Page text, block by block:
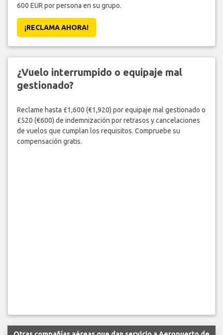
600 EUR por persona en su grupo.
¡RECLAMA AHORA!
¿Vuelo interrumpido o equipaje mal
gestionado?
Reclame hasta £1,600 (€1,920) por equipaje mal gestionado o
£520 (€600) de indemnización por retrasos y cancelaciones
de vuelos que cumplan los requisitos. Compruebe su
compensación gratis.